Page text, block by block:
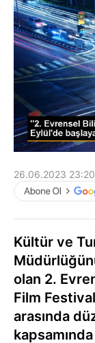
26.06.2023 23:20
Kültür ve
olan 2.
Film
arasında